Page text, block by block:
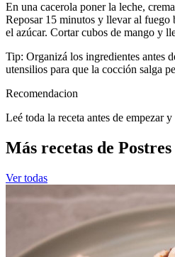
En una cacerola poner la leche,
Reposar 15 minutos y llevar al
el azúcar. Cortar cubos de mango y
Tip: Organizá los ingredientes antes
utensilios para que la cocción salga
Recomendacion
Leé toda la receta antes de empezar
Más recetas de Postres
Ver todas